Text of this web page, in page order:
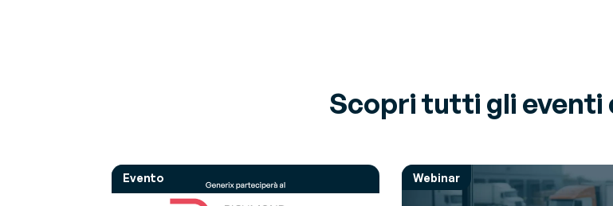
Scopri tutti gli eventi
Evento Webinar